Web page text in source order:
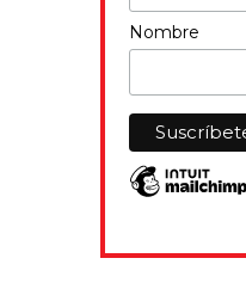
Nombre